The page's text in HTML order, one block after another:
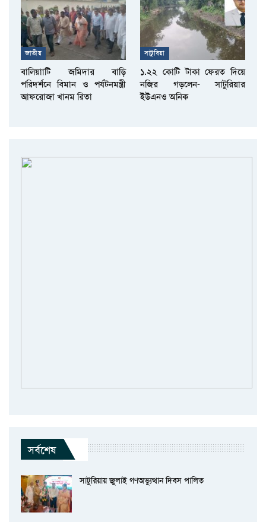
জাতীয়
বালিয়াাটি জমিদার বাড়ি
পরিদর্শনে বিমান ও পর্যটনমন্ত্রী
আফরোজা খানম রিতা
সাটুরিয়া
১.২২ কোটি টাকা ফেরত দিয়ে
নজির গড়লেন- সাটুরিয়ার
ইউএনও অনিক
সর্বশেষ
সাটুরিয়ায় জুলাই গণঅভ্যুত্থান দিবস পালিত